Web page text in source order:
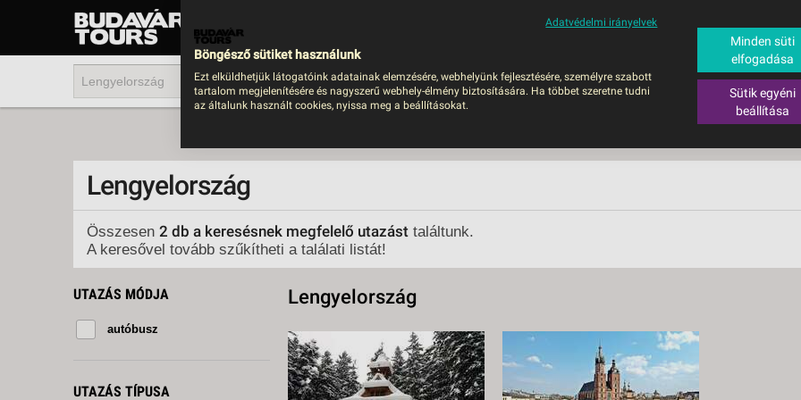
UTAZÁS
2026
BUSZOS UTAZÁSOK
CSALÁDI ÜDÜLÉS
UTAZÁSOK DEBRECENI
INDULÁSSAL
AKTÍV KIKAPCSOLÓDÁS
EGZOTIKUS UTAK
VÁROSLÁTOGATÁS
BUSZOS UTAZÁSOK RÖVID NYARALÁSOK SÚGÓ
UTAZÁS
Lengyelország
Összesen 2 db a keresésnek megfelelő utazást találtunk.
A keresővel tovább szűkítheti a találati listát!
UTAZÁS MÓDJA
autóbusz
UTAZÁS TÍPUSA
Lengyelország
Adatvédelmi irányelvek
Böngésző sütiket használunk
Ezt elküldhetjük látogatóink adatainak elemzésére, webhelyünk fejlesztésére, személyre szabott
tartalom megjelenítésére és nagyszerű webhely-élmény biztosítására. Ha többet szeretne tudni
az általunk használt cookies, nyissa meg a beállításokat.
Minden süti
elfogadása
Sütik egyéni
beállítása